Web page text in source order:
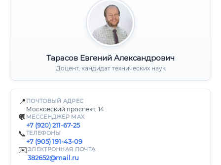
Тарасов Евгений Александрович
Доцент, кандидат технических наук
📍 ПОЧТОВЫЙ АДРЕС
Московский проспект, 14
💬 МЕССЕНДЖЕР MAX
+7 (920) 211-67-25
📞ТЕЛЕФОНЫ
+7 (905) 191-43-09
✉️ЭЛЕКТРОННАЯ ПОЧТА
382652@mail.ru